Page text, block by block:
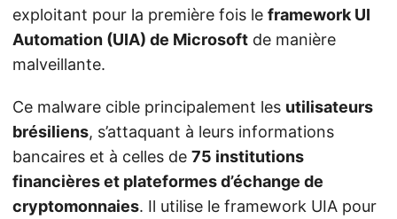
exploitant pour la première fois le framework UI
Automation (UIA) de Microsoft de manière
malveillante.
Ce malware cible principalement les utilisateurs
brésiliens, s’attaquant à leurs informations
bancaires et à celles de 75 institutions
financières et plateformes d’échange de
cryptomonnaies. Il utilise le framework UIA pour